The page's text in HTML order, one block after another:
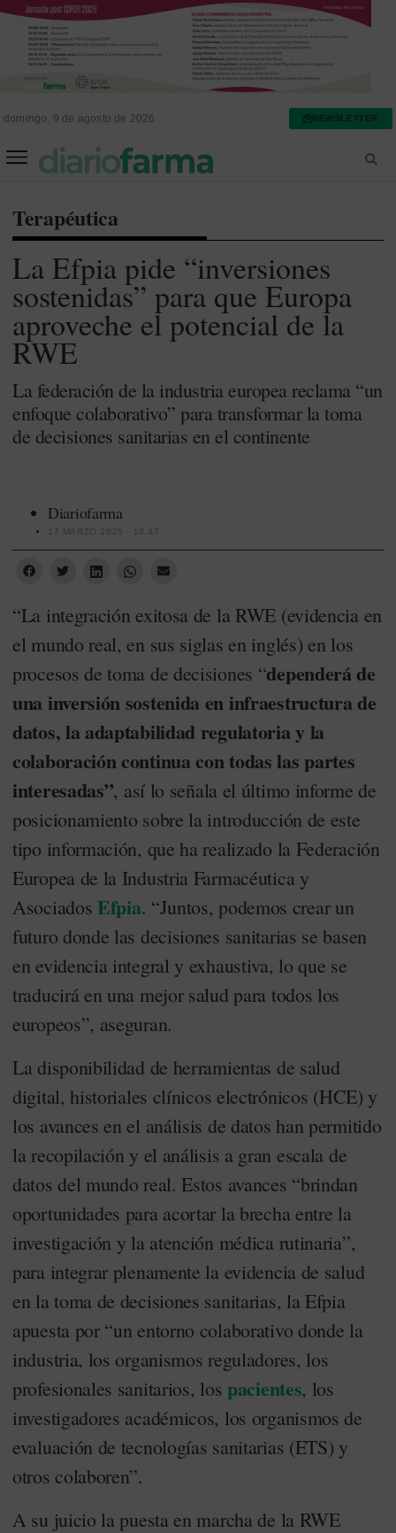
domingo, 9 de agosto de 2026 NEWSLETTER
Terapéutica
La Efpia pide “inversiones
sostenidas” para que Europa
aproveche el potencial de la
RWE
La federación de la industria europea reclama “un
enfoque colaborativo” para transformar la toma
de decisiones sanitarias en el continente
Diariofarma
17 MARZO 2025 - 18:47
“La integración exitosa de la RWE (evidencia en
el mundo real, en sus siglas en inglés) en los
procesos de toma de decisiones “dependerá de
una inversión sostenida en infraestructura de
datos, la adaptabilidad regulatoria y la
colaboración continua con todas las partes
interesadas”, así lo señala el último informe de
posicionamiento sobre la introducción de este
tipo información, que ha realizado la Federación
Europea de la Industria Farmacéutica y
Asociados Efpia. “Juntos, podemos crear un
futuro donde las decisiones sanitarias se basen
en evidencia integral y exhaustiva, lo que se
traducirá en una mejor salud para todos los
europeos”, aseguran.
La disponibilidad de herramientas de salud
digital, historiales clínicos electrónicos (HCE) y
los avances en el análisis de datos han permitido
la recopilación y el análisis a gran escala de
datos del mundo real. Estos avances “brindan
oportunidades para acortar la brecha entre la
investigación y la atención médica rutinaria”,
para integrar plenamente la evidencia de salud
en la toma de decisiones sanitarias, la Efpia
apuesta por “un entorno colaborativo donde la
industria, los organismos reguladores, los
profesionales sanitarios, los pacientes, los
investigadores académicos, los organismos de
evaluación de tecnologías sanitarias (ETS) y
otros colaboren”.
A su juicio la puesta en marcha de la RWE